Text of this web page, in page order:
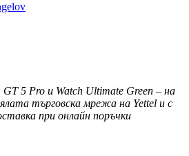
GT 5 Pro и Watch UltimateGreen – на
търговска мрежа на Yettel и с
при онлайн поръчки